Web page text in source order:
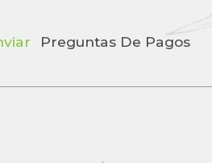
Preguntas De Pagos